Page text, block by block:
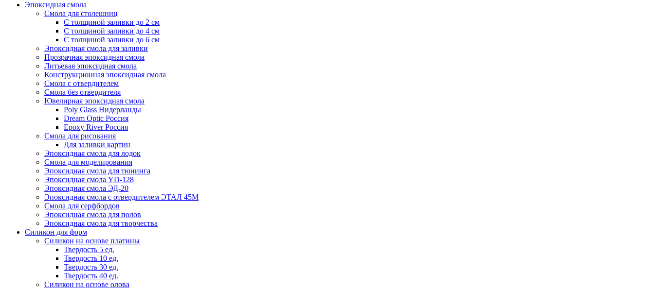
Эпоксидная смола
Смола для столешниц
С толщиной заливки до 2 см
С толщиной заливки до 4 см
С толщиной заливки до 6 см
Эпоксидная смола для заливки
Прозрачная эпоксидная смола
Литьевая эпоксидная смола
Конструкционная эпоксидная смола
Смола с отвердителем
Смола без отвердителя
Ювелирная эпоксидная смола
Poly Glass Нидерланды
Dream Optic Россия
Epoxy River Россия
Смола для рисования
Для заливки картин
Эпоксидная смола для лодок
Смола для моделирования
Эпоксидная смола для тюнинга
Эпоксидная смола YD-128
Эпоксидная смола ЭД-20
Эпоксидная смола с отвердителем ЭТАЛ 45М
Смола для серфбордов
Эпоксидная смола для полов
Эпоксидная смола для творчества
Силикон для форм
Силикон на основе платины
Твердость 5 ед.
Твердость 10 ед.
Твердость 30 ед.
Твердость 40 ед.
Силикон на основе олова